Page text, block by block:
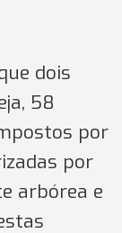
dois
58
por
por
arbórea e